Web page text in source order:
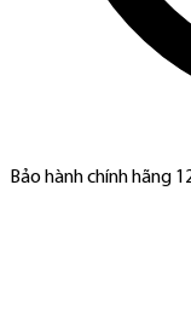
Bảo hành chính hãng